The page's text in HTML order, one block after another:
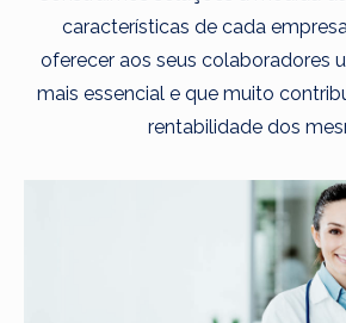
características de cada
oferecer aos seus colaboradores
mais essencial e que muito
rentabilidade dos